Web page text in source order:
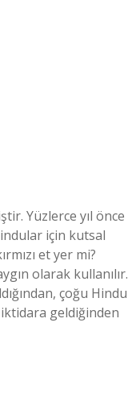
Yüzlerce yıl önce
için kutsal
et yer mi?
olarak kullanılır.
çoğu Hindu
iktidara geldiğinden